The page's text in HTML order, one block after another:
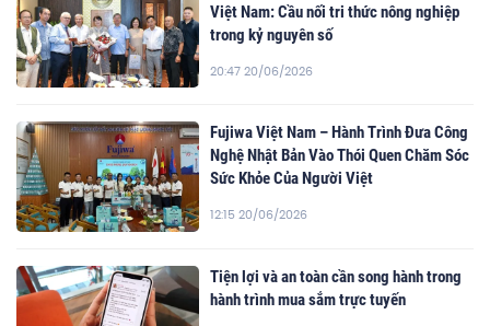
Việt Nam: Cầu nối tri thức nông nghiệp
trong kỷ nguyên số
20:47 20/06/2026
Fujiwa Việt Nam – Hành Trình Đưa Công
Nghệ Nhật Bản Vào Thói Quen Chăm Sóc
Sức Khỏe Của Người Việt
12:15 20/06/2026
Tiện lợi và an toàn cần song hành trong
hành trình mua sắm trực tuyến